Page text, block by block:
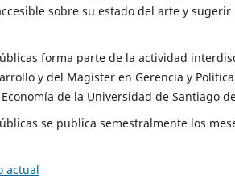
sobre su estado del arte y
forma parte de la actividad
y del Magíster en Gerencia y
de la Universidad de Santiago
se publica semestralmente los
actual